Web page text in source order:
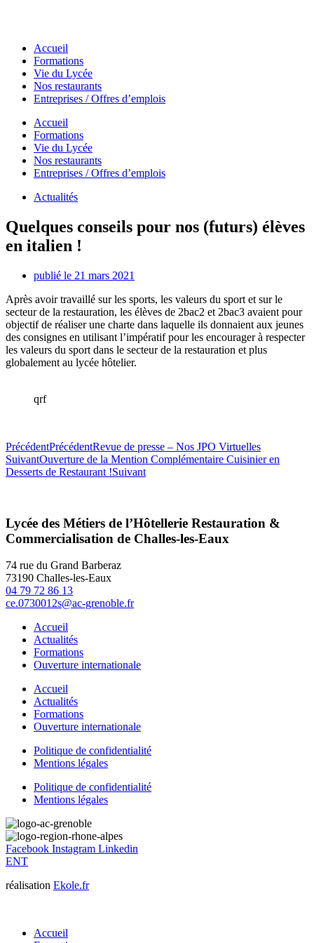
Accueil
Formations
Vie du Lycée
Nos restaurants
Entreprises / Offres d’emplois
Accueil
Formations
Vie du Lycée
Nos restaurants
Entreprises / Offres d’emplois
Actualités
Quelques conseils pour nos (futurs) élèves
en italien !
publié le 21 mars 2021
Après avoir travaillé sur les sports, les valeurs du sport et sur le
secteur de la restauration, les élèves de 2bac2 et 2bac3 avaient pour
objectif de réaliser une charte dans laquelle ils donnaient aux jeunes
des consignes en utilisant l’impératif pour les encourager à respecter
les valeurs du sport dans le secteur de la restauration et plus
globalement au lycée hôtelier.
qrf
PrécédentPrécédentRevue de presse – Nos JPO Virtuelles
SuivantOuverture de la Mention Complémentaire Cuisinier en
Desserts de Restaurant !Suivant
Lycée des Métiers de l’Hôtellerie Restauration &
Commercialisation de Challes-les-Eaux
74 rue du Grand Barberaz
73190 Challes-les-Eaux
04 79 72 86 13
ce.0730012s@ac-grenoble.fr
Accueil
Actualités
Formations
Ouverture internationale
Accueil
Actualités
Formations
Ouverture internationale
Politique de confidentialité
Mentions légales
Politique de confidentialité
Mentions légales
Facebook Instagram Linkedin
ENT
réalisation Ekole.fr
Accueil